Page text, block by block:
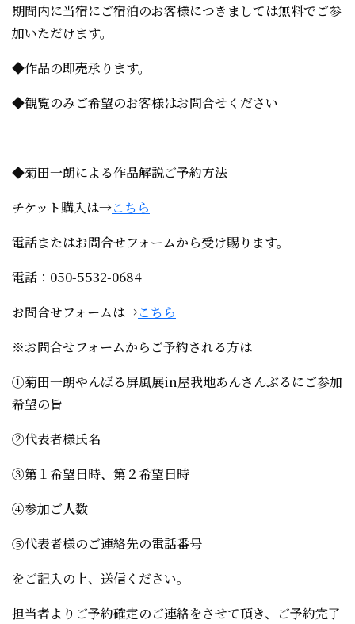
期間内に当宿にご宿泊のお客様につきましては無料でご参
加いただけます。
◆作品の即売承ります。
◆観覧のみご希望のお客様はお問合せください
◆菊田一朗による作品解説ご予約方法
チケット購入は→こちら
電話またはお問合せフォームから受け賜ります。
電話：050-5532-0684
お問合せフォームは→こちら
※お問合せフォームからご予約される方は
①菊田一朗やんばる屏風展in屋我地あんさんぶるにご参加
希望の旨
②代表者様氏名
③第１希望日時、第２希望日時
④参加ご人数
⑤代表者様のご連絡先の電話番号
をご記入の上、送信ください。
担当者よりご予約確定のご連絡をさせて頂き、ご予約完了